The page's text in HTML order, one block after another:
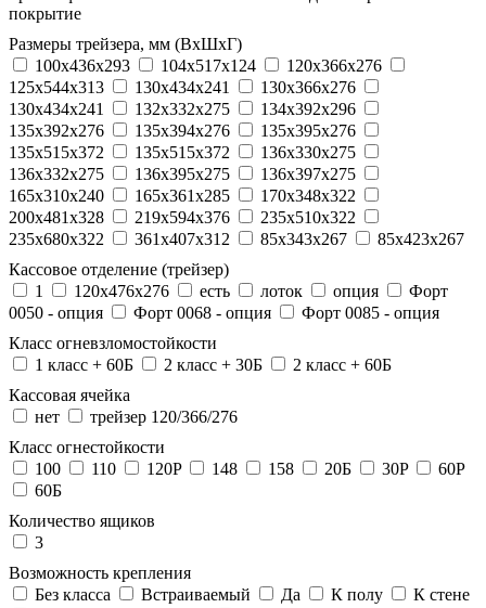
покрытие
Размеры трейзера, мм (ВхШхГ)
100x436x293
104х517х124
120x366x276
125x544x313
130x434x241
130х366х276
130х434х241
132x332x275
134x392x296
135x392x276
135x394x276
135x395x276
135x515x372
135х515х372
136x330x275
136x332x275
136x395x275
136x397x275
165x310x240
165x361x285
170x348x322
200x481x328
219x594x376
235x510x322
235x680x322
361x407x312 85x343x267
85x423x267
Кассовое отделение (трейзер)
1
120х476х276 есть лоток опция
Форт
0050 - опция
Форт 0068 - опция
Форт 0085 - опция
Класс огневзломостойкости
1 класс + 60Б
2 класс + 30Б
2 класс + 60Б
Кассовая ячейка
нет
трейзер 120/366/276
Класс огнестойкости
100
110 120P 148 158 20Б 30P
60P
60Б
Количество ящиков
3
Возможность крепления
Без класса
Встраиваемый Да К полу
К стене